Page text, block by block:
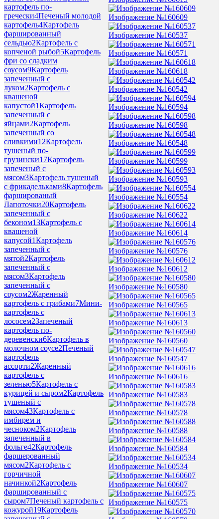
картофель по-
гречески4Печеный молодой
картофель4Картофель
фаршированный
сельдью2Картофель с
копченой рыбой5Картофель
фри со сладким
соусом9Картофель
запеченный с
луком2Картофель с
квашеной
капустой1Картофель
запеченный с
яйцами2Картофель
запеченный со
сливкими12Картофель
тушеный по-
грузински17Картофель
запеченый с
мясом3Картофель тушеный
с фрикадельками8Картофель
фаршированый
Лапоточки20Картофель
запеченный с
беконом13Картофель с
квашеной
капусой1Картофель
запеченный с
мятой2Картофель
запеченный с
мясом3Картофель
запеченный с
соусом2Жаренный
картофель с грибами7Мини-
картофель с
лососем2Запеченый
картофель по-
деревенски6Картофель в
молочном соусе2Печеный
картофель
ассорти2Жаренный
картофель с
зеленью5Картофель с
курицей и сыром2Картофель
тушеный с
мясом43Картофель с
имбирем и
чесноком2Картофель
запеченный в
фольге42Картофель
фаршерованный
мясом2Картофель с
горчичной
начинкой2Картофель
фаршированный с
сыром7Печеный картофель с
кожурой19Картофель
Изображение №160609
Изображение №160537
Изображение №160571
Изображение №160618
Изображение №160542
Изображение №160594
Изображение №160598
Изображение №160548
Изображение №160599
Изображение №160593
Изображение №160554
Изображение №160622
Изображение №160614
Изображение №160576
Изображение №160612
Изображение №160580
Изображение №160565
Изображение №160613
Изображение №160560
Изображение №160547
Изображение №160616
Изображение №160583
Изображение №160578
Изображение №160588
Изображение №160584
Изображение №160534
Изображение №160607
Изображение №160575